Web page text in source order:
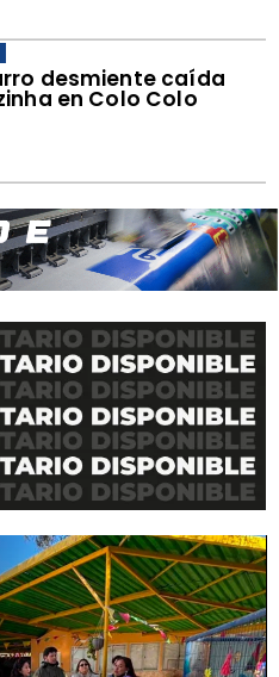
desmiente caída
en Colo Colo